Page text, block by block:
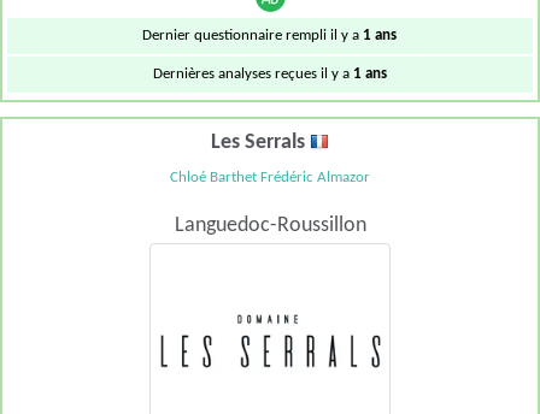
Dernier questionnaire rempli il y a 1 ans
Dernières analyses reçues il y a 1 ans
Les Serrals
Chloé Barthet Frédéric Almazor
Languedoc-Roussillon